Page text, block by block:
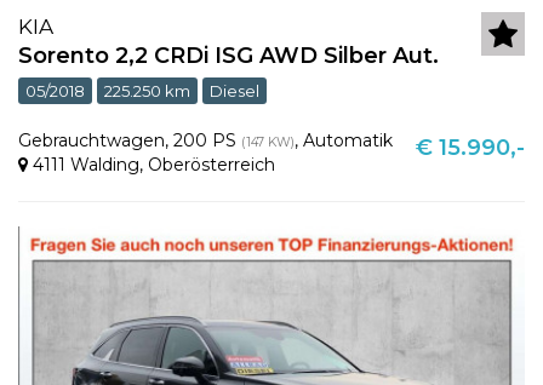
KIA
Sorento 2,2 CRDi ISG AWD Silber Aut.
05/2018 225.250 km Diesel
Gebrauchtwagen, 200 PS (147 KW), Automatik
4111 Walding, Oberösterreich
€ 15.990,-